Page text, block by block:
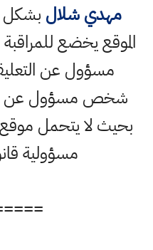
مهدي شلال بشكل
الموقع يخضع
مسؤول عن
شخص مسؤول عن
بحيث لا يتحمل
مسؤولية